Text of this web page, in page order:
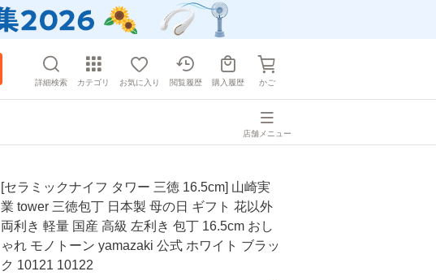
詳細検索 カテゴリ お気に入り 閲覧履歴 購入履歴 かご
店舗メニュー
[セラミックナイフ タワー 三徳 16.5cm] 山崎実
業 tower 三徳包丁 日本製 母の日 ギフト 花以外
両利き 軽量 国産 高級 左利き 包丁 16.5cm おし
ゃれ モノトーン yamazaki 公式 ホワイト ブラッ
ク 10121 10122